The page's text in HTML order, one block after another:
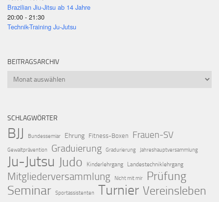
Brazilian Jiu-Jitsu ab 14 Jahre
20:00 - 21:30
Technik-Training Ju-Jutsu
BEITRAGSARCHIV
Beitragsarchiv
SCHLAGWÖRTER
BJJ Bundessemiar Ehrung Fitness-Boxen Frauen-SV
Gewaltprävention Graduierung Gradurierung Jahreshauptversammlung
Ju-Jutsu Judo Kinderlehrgang Landestechniklehrgang
Mitgliederversammlung Nicht mit mir Prüfung
Seminar Sportassistenten Turnier Vereinsleben